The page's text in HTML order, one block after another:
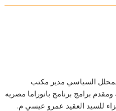
السياسي مدير مكتب
برامج برنامج بانوراما مصريه
للسيد العقيد عمرو عيسي م.